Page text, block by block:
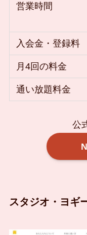
営業時間
入会金・登録料
月4回の料金
通い放題料金
公
スタジオ・ヨギ